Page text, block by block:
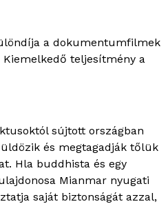
a dokumentumfilmek
teljesítmény a
sújtott országban
és megtagadják tőlük
Hla buddhista és egy
Mianmar nyugati
saját biztonságát azzal,